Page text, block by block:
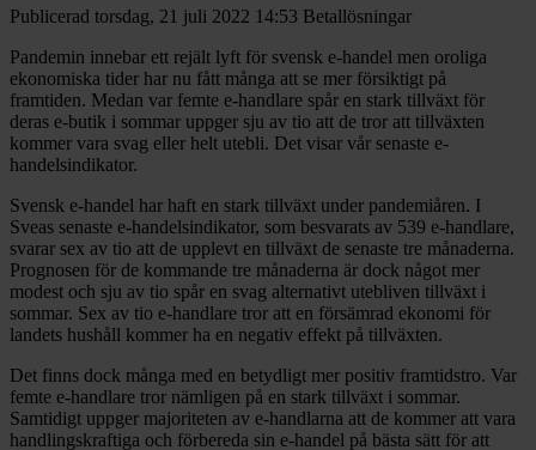
Publicerad torsdag, 21 juli 2022 14:53 Betallösningar
Pandemin innebar ett rejält lyft för svensk e-handel men oroliga
ekonomiska tider har nu fått många att se mer försiktigt på
framtiden. Medan var femte e-handlare spår en stark tillväxt för
deras e-butik i sommar uppger sju av tio att de tror att tillväxten
kommer vara svag eller helt utebli. Det visar vår senaste e-
handelsindikator.
Svensk e-handel har haft en stark tillväxt under pandemiåren. I
Sveas senaste e-handelsindikator, som besvarats av 539 e-handlare,
svarar sex av tio att de upplevt en tillväxt de senaste tre månaderna.
Prognosen för de kommande tre månaderna är dock något mer
modest och sju av tio spår en svag alternativt utebliven tillväxt i
sommar. Sex av tio e-handlare tror att en försämrad ekonomi för
landets hushåll kommer ha en negativ effekt på tillväxten.
Det finns dock många med en betydligt mer positiv framtidstro. Var
femte e-handlare tror nämligen på en stark tillväxt i sommar.
Samtidigt uppger majoriteten av e-handlarna att de kommer att vara
handlingskraftiga och förbereda sin e-handel på bästa sätt för att